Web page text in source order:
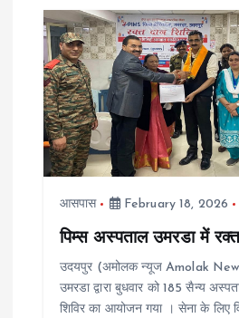
आसपास February 18, 2026
पिम्स अस्पताल उमरडा में
उदयपुर (अमोलक न्यूज Amolak
उमरडा द्वारा बुधवार को 185 सैन्य
शिविर का आयोजन गया । सेना के लिए